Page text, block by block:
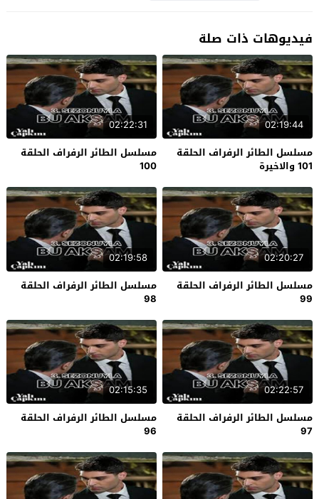
فيديوهات ذات صلة
02:19:44
مسلسل الطائر الرفراف الحلقة
101 والاخيرة
02:22:31
مسلسل الطائر الرفراف الحلقة
100
02:20:27
مسلسل الطائر الرفراف الحلقة
99
02:19:58
مسلسل الطائر الرفراف الحلقة
98
02:22:57
مسلسل الطائر الرفراف الحلقة
97
02:15:35
مسلسل الطائر الرفراف الحلقة
96